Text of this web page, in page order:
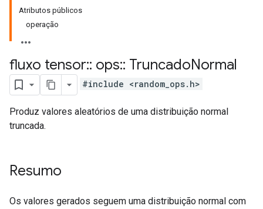
Atributos públicos
operação
fluxo tensor:: ops:: TruncadoNormal
#include <random_ops.h>
Produz valores aleatórios de uma distribuição normal
truncada.
Resumo
Os valores gerados seguem uma distribuição normal com